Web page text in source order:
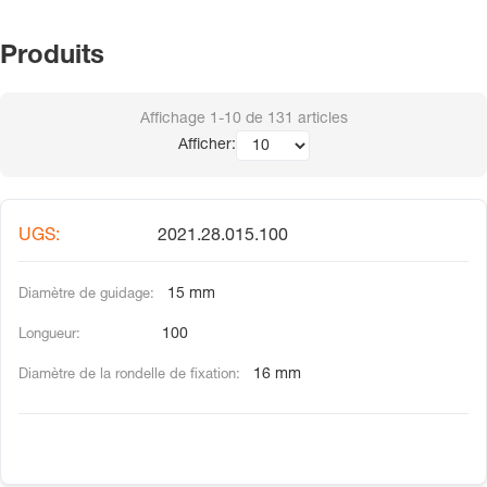
Produits
Affichage 1-10 de 131 articles
Afficher:
2021.28.015.100
15 mm
100
16 mm